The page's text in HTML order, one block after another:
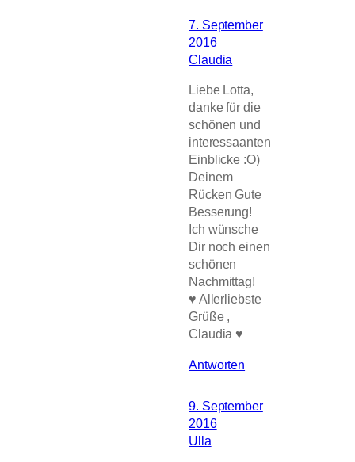
7. September
2016
Claudia
Liebe Lotta,
danke für die
schönen und
interessaanten
Einblicke :O)
Deinem
Rücken Gute
Besserung!
Ich wünsche
Dir noch einen
schönen
Nachmittag!
♥ Allerliebste
Grüße ,
Claudia ♥
Antworten
9. September
2016
Ulla